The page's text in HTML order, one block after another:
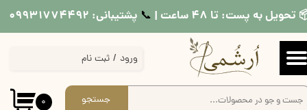
تحویل به پست: تا ۴۸ ساعت | 📞​​​​​​​ پشتیبانی: ۰۹۹۳۱۷۷۴۴۹۲
۰ جستجو
ورود / ثبت نام
حساب کاربری من
تغییر گذر واژه
سفارشات